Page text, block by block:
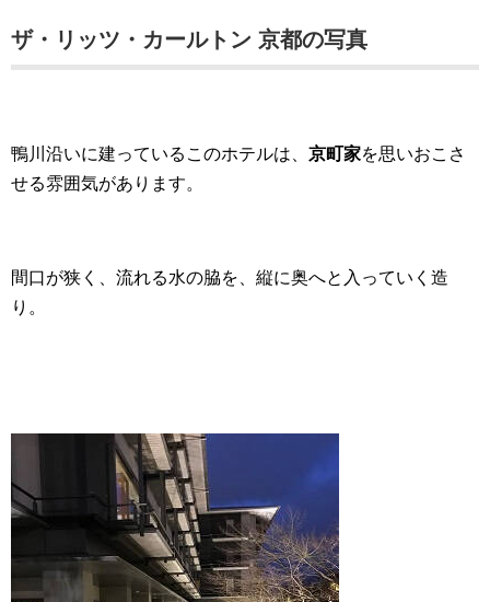
ザ・リッツ・カールトン 京都の写真
鴨川沿いに建っているこのホテルは、 京町家を思いおこさ
せる雰囲気があります。
間口が狭く、流れる水の脇を、縦に奥へと入っていく造
り。